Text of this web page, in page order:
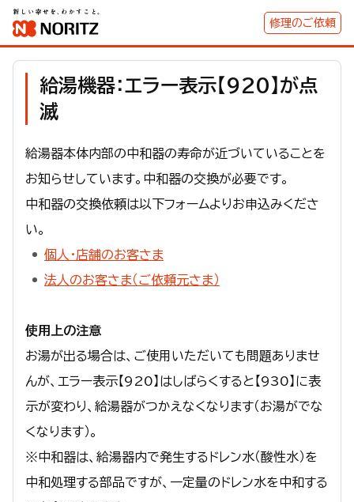
修理のご依頼
給湯機器：エラー表示【920】が点
滅
給湯器本体内部の中和器の寿命が近づいていることを
お知らせしています。中和器の交換が必要です。
中和器の交換依頼は以下フォームよりお申込みくださ
い。
個人・店舗のお客さま
法人のお客さま（ご依頼元さま）
使用上の注意
お湯が出る場合は、ご使用いただいても問題ありませ
んが、エラー表示【920】はしばらくすると【930】に表
示が変わり、給湯器がつかえなくなります（お湯がでな
くなります）。
※中和器は、給湯器内で発生するドレン水（酸性水）を
中和処理する部品ですが、一定量のドレン水を中和する